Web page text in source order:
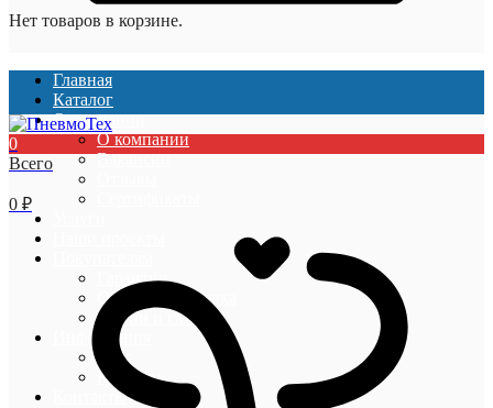
Нет товаров в корзине.
Главная
Каталог
О компании
О компании
Вакансии
Гарантии
Оплата и доставка
Акции и скидки
Информация
Блог
Новости
Контакты
0
Всего
0 ₽